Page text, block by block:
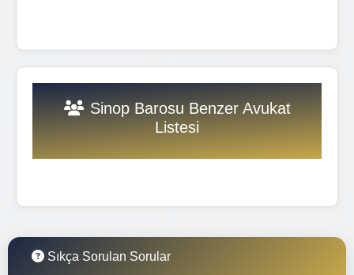
Sinop Barosu Benzer Avukat
Listesi
Sıkça Sorulan Sorular